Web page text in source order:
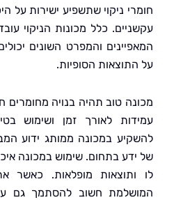
ניקוי שתשפיע ישירות על היכולת
כלל מכונות הניקוי עובדות לפי
והמפרט השונים יכולים
הסופיות.
טוב תהיה בנויה מחומרים חזקים
לאורך זמן ושימוש בטיחותי
במכונה ממותג ידוע המבטיח
בתחום. שימוש במכונה איכותית
מופלאות. כאשר אתם
חשוב להסתמך גם על